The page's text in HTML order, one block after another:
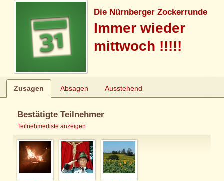
Die Nürnberger Zockerrunde
Immer wieder
mittwoch !!!!!
Zusagen Absagen Ausstehend
Bestätigte Teilnehmer
Teilnehmerliste anzeigen